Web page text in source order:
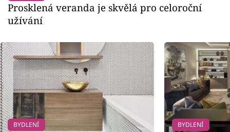
Prosklená veranda je skvělá pro celoroční
užívání
BYDLENÍ BYDLENÍ